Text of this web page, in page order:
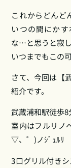
これからどんど
いつの間にか
な…と思うと寂し
いつまでもこの
さて、今回は【
紹介です。
武蔵浦和駅徒歩8
室内はフルリノ
▽、゜)ノｼﾞｭﾙﾘ
3口グリル付き